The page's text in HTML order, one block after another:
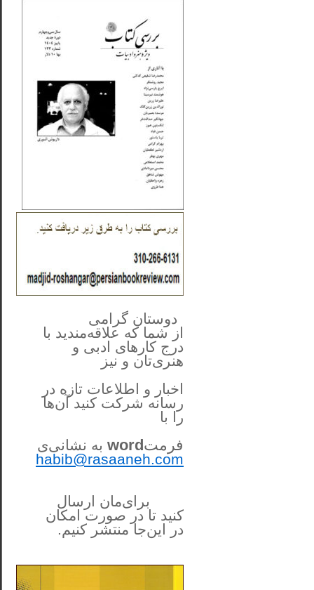
دوستان گرامی
از شما که علاقه‌مندید با
درج کارهای‌ ادبی و
هنری‌تان و نیز
اخبار و اطلاعات تازه در
رسانه شرکت کنید آن‌ها
را با
فرمتword به نشانی‌ی
habib@rasaaneh.com
برای‌مان ارسال
کنید تا در صورت امکان
در این‌جامنتشر کنیم.